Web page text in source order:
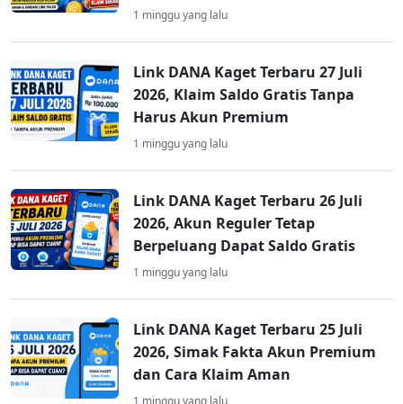
1 minggu yang lalu
Link DANA Kaget Terbaru 27 Juli
2026, Klaim Saldo Gratis Tanpa
Harus Akun Premium
1 minggu yang lalu
Link DANA Kaget Terbaru 26 Juli
2026, Akun Reguler Tetap
Berpeluang Dapat Saldo Gratis
1 minggu yang lalu
Link DANA Kaget Terbaru 25 Juli
2026, Simak Fakta Akun Premium
dan Cara Klaim Aman